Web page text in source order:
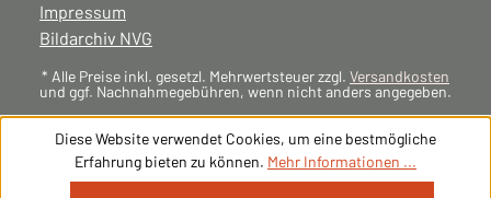
Impressum
Bildarchiv NVG
* Alle Preise inkl. gesetzl. Mehrwertsteuer zzgl. Versandkosten
und ggf. Nachnahmegebühren, wenn nicht anders angegeben.
Diese Website verwendet Cookies, um eine bestmögliche
Erfahrung bieten zu können. Mehr Informationen ...